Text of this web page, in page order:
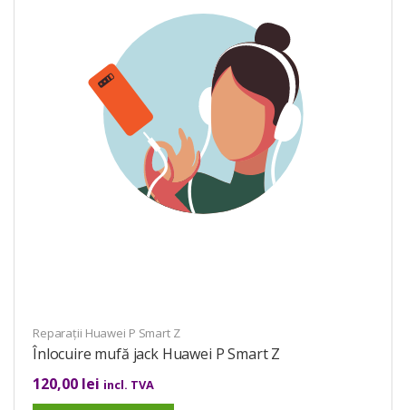
Reparații Huawei P Smart Z
Înlocuire mufă jack Huawei P Smart Z
120,00 lei incl. TVA